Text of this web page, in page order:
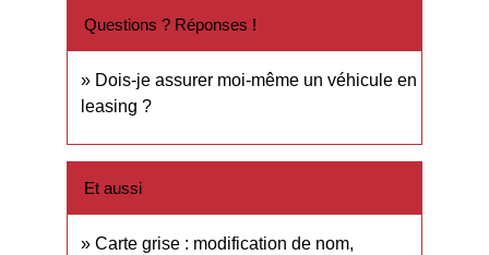
Questions ? Réponses !
Dois-je assurer moi-même un véhicule en
leasing ?
Et aussi
Carte grise : modification de nom,